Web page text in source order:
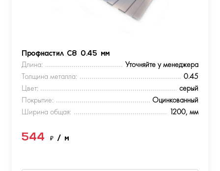
Профнастил С8 0.45 мм
Длина:
Уточняйте у менеджера
Толщина металла:
0.45
Цвет:
серый
Покрытие:
Оцинкованный
Ширина общая:
1200, мм
544 ₽ / м